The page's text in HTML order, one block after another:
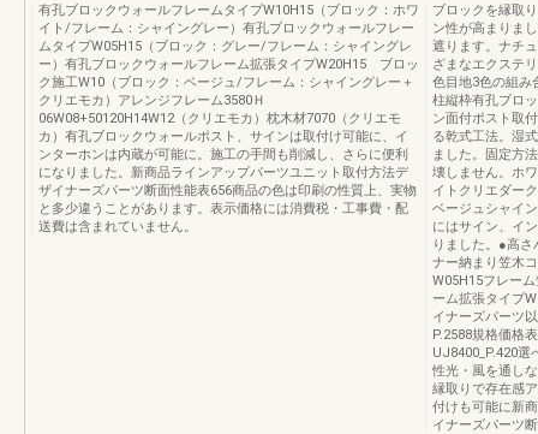
有孔ブロックウォールフレームタイプW10H15（ブロック：ホワ
イト/フレーム：シャイングレー）有孔ブロックウォールフレー
ムタイプW05H15（ブロック：グレー/フレーム：シャイングレ
ー）有孔ブロックウォールフレーム拡張タイプW20H15 ブロッ
ク施工W10（ブロック：ベージュ/フレーム：シャイングレー＋
クリエモカ）アレンジフレーム3580Ｈ
06W08+50120H14W12（クリエモカ）枕木材7070（クリエモ
カ）有孔ブロックウォールポスト、サインは取付け可能に、イ
ンターホンは内蔵が可能に。施工の手間も削減し、さらに便利
になりました。新商品ラインアップパーツユニット取付方法デ
ザイナーズパーツ断面性能表656商品の色は印刷の性質上、実物
と多少違うことがあります。表示価格には消費税・工事費・配
送費は含まれていません。
ブロックを縁取
ン性が高まりま
遮ります。ナチ
ざまなエクステ
色目地3色の組み
柱縦枠有孔ブロ
ン面付ポスト取
る乾式工法。湿
ました。固定方
壊しません。ホ
イトクリエダー
ベージュシャイ
にはサイン、イ
りました。●高
ナー納まり笠木
W05H15フレー
ーム拡張タイプ
イナーズパーツ
P.2588規格価格
UJ8400_P.420選
性光・風を通し
縁取りで存在感
付けも可能に新
イナーズパーツ